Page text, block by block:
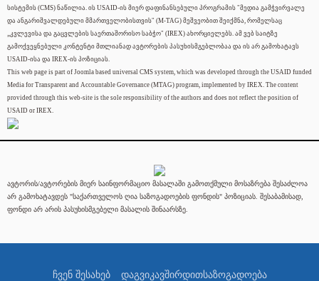
სისტემის (CMS) ნაწილია. ის USAID-ის მიერ დაფინანსებული პროგრამის "მედია გამჭვირვალე
და ანგარიშვალდებული მმართველობისთვის" (M-TAG) მეშვეობით შეიქმნა, რომელსაც
„კვლევისა და გაცვლების საერთაშორისო საბჭო" (IREX) ახორციელებს. ამ ვებ საიტზე
გამოქვეყნებული კონტენტი მთლიანად ავტორების პასუხისმგებლობაა და ის არ გამოხატავს
USAID-ისა და IREX-ის პოზიციას.
This web page is part of Joomla based universal CMS system, which was developed through the USAID funded
Media for Transparent and Accountable Governance (MTAG) program, implemented by IREX. The content
provided through this web-site is the sole responsibility of the authors and does not reflect the position of
USAID or IREX.
ავტორის/ავტორების მიერ საინფორმაციო მასალაში გამოთქმული მოსაზრება შესაძლოა
არ გამოხატავდეს "საქართველოს ღია საზოგადოების ფონდის" პოზიციას. შესაბამისად,
ფონდი არ არის პასუხისმგებელი მასალის შინაარსზე.
ჩვენ შესახებ დაგვიკავშირდითსაზოგადოება